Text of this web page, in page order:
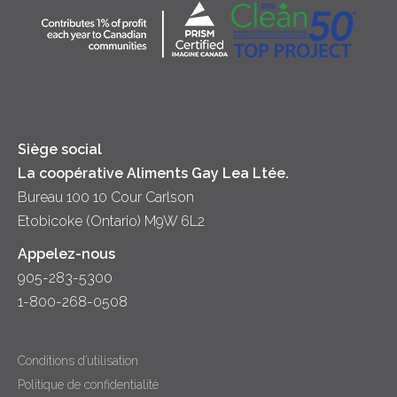
Crème sure
Location
Siège social
La coopérative Aliments Gay Lea Ltée.
Bureau 100 10 Cour Carlson
Etobicoke (Ontario) M9W 6L2
Appelez-nous
905-283-5300
1-800-268-0508
Conditions d’utilisation
Politique de confidentialité